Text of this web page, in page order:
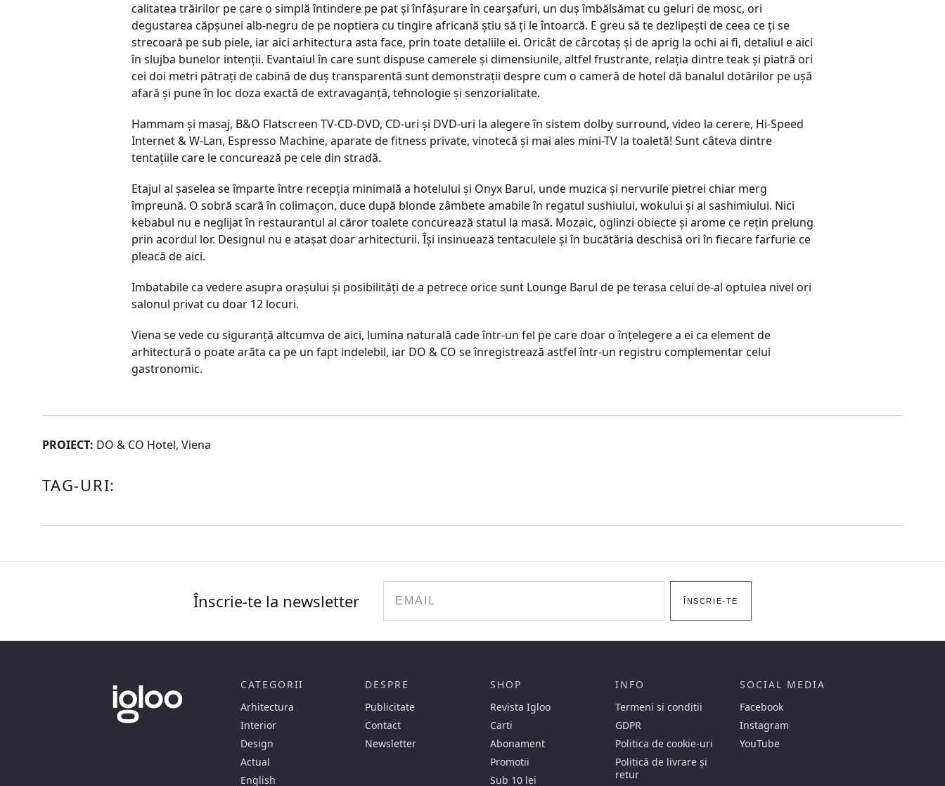
calitatea trăirilor pe care o simplă întindere pe pat şi înfăşurare în cearşafuri, un duş îmbălsămat cu geluri de mosc, ori
degustarea căpşunei alb-negru de pe noptiera cu tingire africană ştiu să ţi le întoarcă. E greu să te dezlipeşti de ceea ce ţi se
strecoară pe sub piele, iar aici arhitectura asta face, prin toate detaliile ei. Oricât de cârcotaş şi de aprig la ochi ai fi, detaliul e aici
în slujba bunelor intenţii. Evantaiul în care sunt dispuse camerele şi dimensiunile, altfel frustrante, relaţia dintre teak şi piatră ori
cei doi metri pătraţi de cabină de duş transparentă sunt demonstraţii despre cum o cameră de hotel dă banalul dotărilor pe uşă
afară şi pune în loc doza exactă de extravaganţă, tehnologie şi senzorialitate.
Hammam şi masaj, B&O Flatscreen TV-CD-DVD, CD-uri şi DVD-uri la alegere în sistem dolby surround, video la cerere, Hi-Speed
Internet & W-Lan, Espresso Machine, aparate de fitness private, vinotecă şi mai ales mini-TV la toaletă! Sunt câteva dintre
tentaţiile care le concurează pe cele din stradă.
Etajul al şaselea se împarte între recepţia minimală a hotelului şi Onyx Barul, unde muzica şi nervurile pietrei chiar merg
împreună. O sobră scară în colimaçon, duce după blonde zâmbete amabile în regatul sushiului, wokului şi al sashimiului. Nici
kebabul nu e neglijat în restaurantul al căror toalete concurează statul la masă. Mozaic, oglinzi obiecte şi arome ce reţin prelung
prin acordul lor. Designul nu e ataşat doar arhitecturii. Îşi insinuează tentaculele şi în bucătăria deschisă ori în fiecare farfurie ce
pleacă de aici.
Imbatabile ca vedere asupra oraşului şi posibilităţi de a petrece orice sunt Lounge Barul de pe terasa celui de-al optulea nivel ori
salonul privat cu doar 12 locuri.
Viena se vede cu siguranţă altcumva de aici, lumina naturală cade într-un fel pe care doar o înţelegere a ei ca element de
arhitectură o poate arăta ca pe un fapt indelebil, iar DO & CO se înregistrează astfel într-un registru complementar celui
gastronomic.
PROIECT: DO & CO Hotel, Viena
TAG-URI:
Înscrie-te la newsletter ÎNSCRIE-TE
CATEGORII
Arhitectura
Interior
Design
Actual
English
DESPRE
Publicitate
Contact
Newsletter
SHOP
Revista Igloo
Carti
Abonament
Promotii
Sub 10 lei
INFO
Termeni si conditii
GDPR
Politica de cookie-uri
Politică de livrare și
retur
SOCIAL MEDIA
Facebook
Instagram
YouTube